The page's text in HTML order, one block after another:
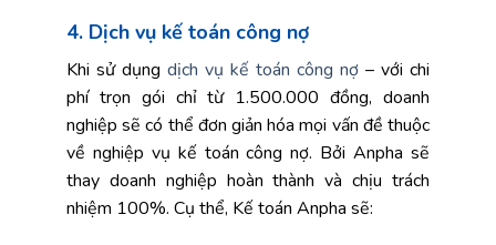
4. Dịch vụ kế toán công nợ
Khi sử dụng dịch vụ kế toán công nợ – với chi
phí trọn gói chỉ từ 1.500.000 đồng, doanh
nghiệp sẽ có thể đơn giản hóa mọi vấn đề thuộc
về nghiệp vụ kế toán công nợ. Bởi Anpha sẽ
thay doanh nghiệp hoàn thành và chịu trách
nhiệm 100%. Cụ thể, Kế toán Anpha sẽ: